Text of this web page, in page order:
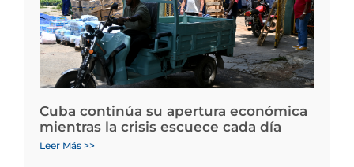
Cuba continúa su apertura económica
mientras la crisis escuece cada día
Leer Más >>